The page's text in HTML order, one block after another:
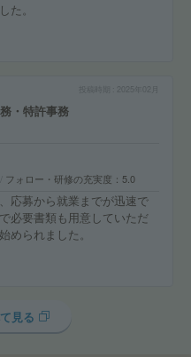
た。
2025年02月
・特許事務
フォロー・研修の充実度 5.0
応募から就業までが迅速で
必要書類も用意していただ
められました。
見る